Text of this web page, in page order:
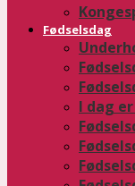
Fødselsdag
I dag